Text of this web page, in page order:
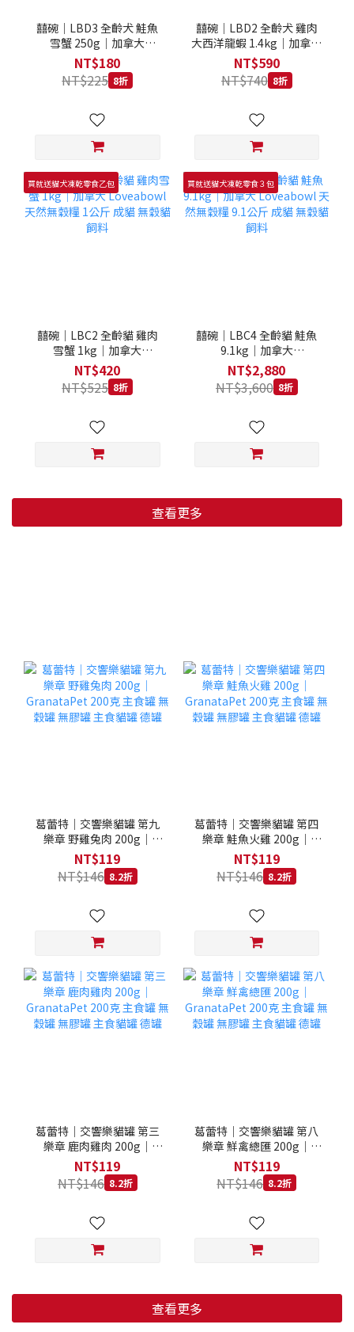
囍碗｜LBD3 全齡犬 鮭魚
雪蟹 250g｜加拿大
Loveabowl 天然無穀糧
250克 成犬 無穀狗飼料
NT$180
NT$225 8折
囍碗｜LBD2 全齡犬 雞肉
大西洋龍蝦 1.4kg｜加拿大
Loveabowl 天然無穀糧
1.4公斤 成犬 無穀狗飼料
NT$590
NT$740 8折
買就送貓犬凍乾零食乙包
囍碗｜LBC2 全齡貓 雞肉
雪蟹 1kg｜加拿大
Loveabowl 天然無穀糧 1
公斤 成貓 無穀貓飼料
NT$420
NT$525 8折
買就送貓犬凍乾零食３包
囍碗｜LBC4 全齡貓 鮭魚
9.1kg｜加拿大
Loveabowl 天然無穀糧
9.1公斤 成貓 無穀貓飼料
NT$2,880
NT$3,600 8折
查看更多
葛蕾特｜交響樂貓罐 第九
樂章 野雞兔肉 200g｜
GranataPet 200克 主食罐
無穀罐 無膠罐 主食貓罐 德
罐
NT$119
NT$146 8.2折
葛蕾特｜交響樂貓罐 第四
樂章 鮭魚火雞 200g｜
GranataPet 200克 主食罐
無穀罐 無膠罐 主食貓罐 德
罐
NT$119
NT$146 8.2折
葛蕾特｜交響樂貓罐 第三
樂章 鹿肉雞肉 200g｜
GranataPet 200克 主食罐
無穀罐 無膠罐 主食貓罐 德
罐
NT$119
NT$146 8.2折
葛蕾特｜交響樂貓罐 第八
樂章 鮮禽總匯 200g｜
GranataPet 200克 主食罐
無穀罐 無膠罐 主食貓罐 德
罐
NT$119
NT$146 8.2折
查看更多